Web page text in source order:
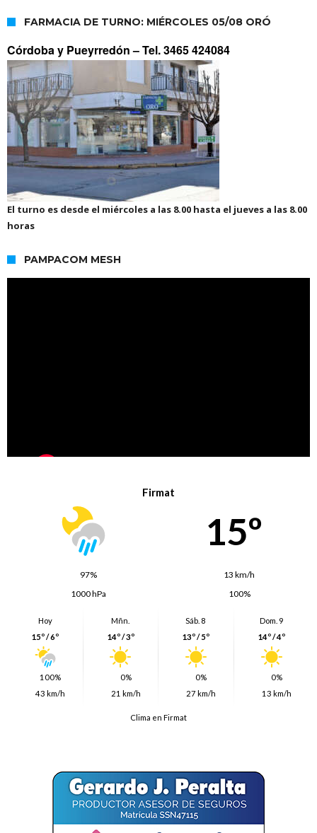
FARMACIA DE TURNO: MIÉRCOLES 05/08 ORÓ
Córdoba y Pueyrredón –Tel. 3465 424084
El turno es desde el miércoles a las 8.00 hasta el jueves a las 8.00
horas
PAMPACOM MESH
Firmat
15º
97%
13 km/h
1000 hPa
100%
Hoy
15º / 6º
100%
43 km/h
Mñn.
14º / 3º
0%
21 km/h
Sáb. 8
13º / 5º
0%
27 km/h
Dom. 9
14º / 4º
0%
13 km/h
Clima en Firmat